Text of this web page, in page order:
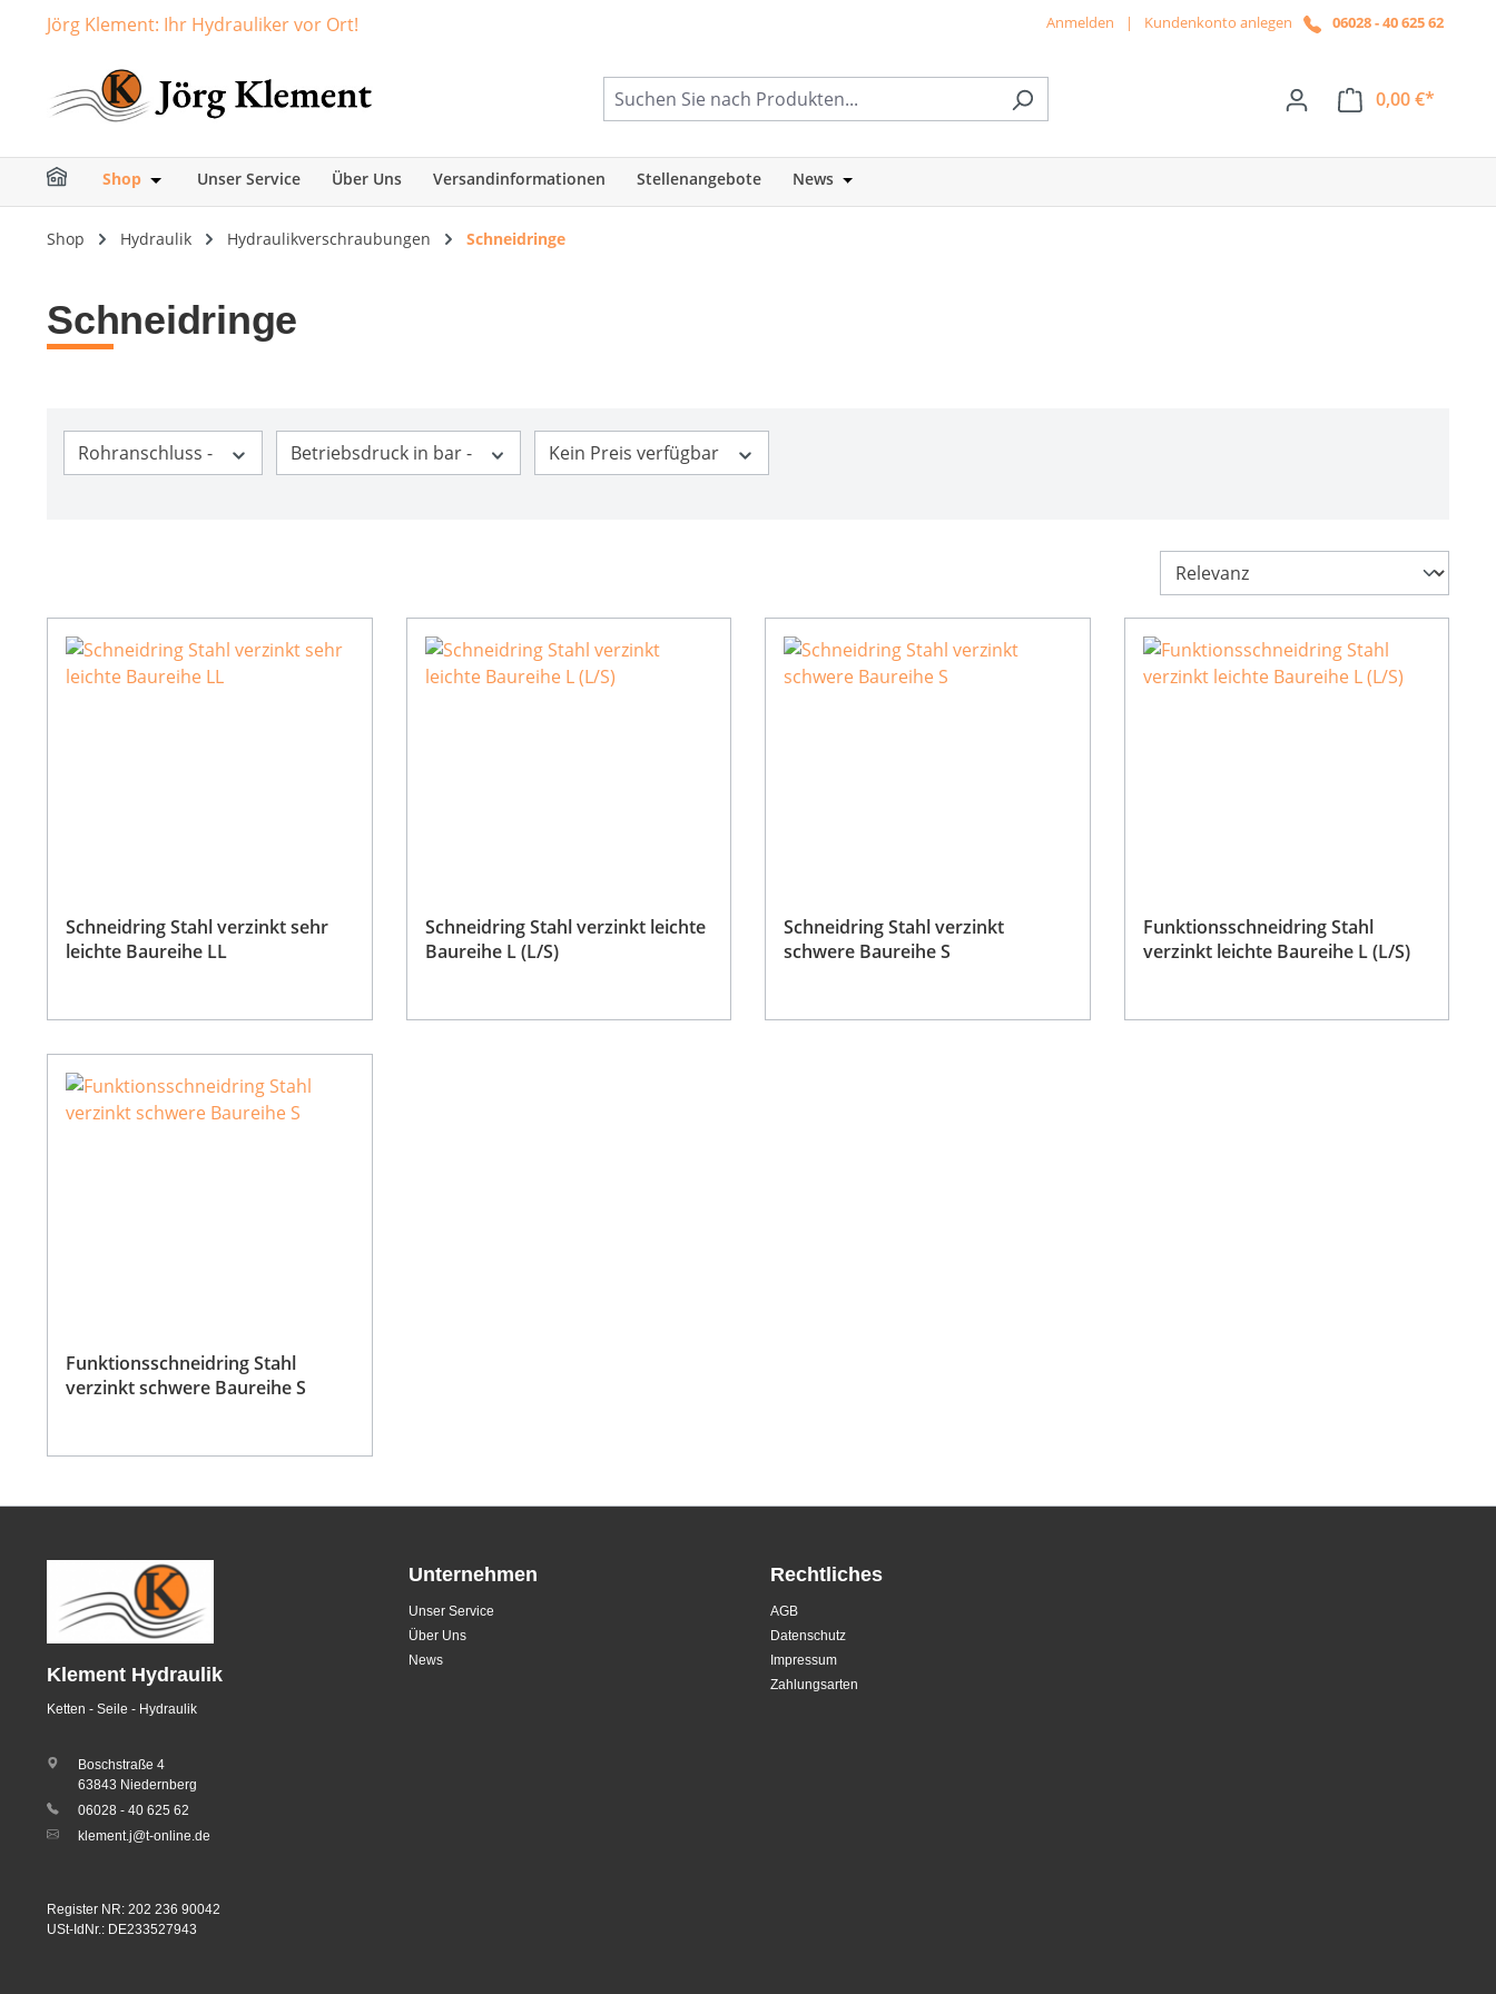
Zur Hauptnavigation springen
Jörg Klement: Ihr Hydrauliker vor Ort! Anmelden | Kundenkonto anlegen 06028 - 40 625 62
0,00 €*
Shop Öffne oder Schließe das Dropdown der Kategorie Shop
Unser Service Über Uns Versandinformationen Stellenangebote News Öffne oder Schließe das Dropdown der Kategorie News
Shop Hydraulik Hydraulikverschraubungen Schneidringe
Schneidringe
Rohranschluss - Betriebsdruck in bar - Kein Preis verfügbar
Schneidring Stahl verzinkt sehr
leichte Baureihe LL
Schneidring Stahl verzinkt leichte
Baureihe L (L/S)
Schneidring Stahl verzinkt
schwere Baureihe S
Funktionsschneidring Stahl
verzinkt leichte Baureihe L (L/S)
Funktionsschneidring Stahl
verzinkt schwere Baureihe S
Klement Hydraulik
Ketten - Seile - Hydraulik
Boschstraße 4
63843 Niedernberg
06028 - 40 625 62
klement.j@t-online.de
Register NR: 202 236 90042
USt-IdNr.: DE233527943
Unternehmen
Unser Service
Über Uns
News
Rechtliches
AGB
Datenschutz
Impressum
Zahlungsarten